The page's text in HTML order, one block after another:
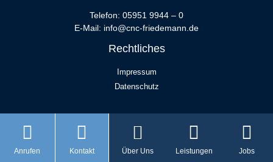
Telefon: 05951 9944 – 0
E-Mail: info@cnc-friedemann.de
Rechtliches
Impressum
Datenschutz
Anrufen Kontakt Über Uns Leistungen Jobs